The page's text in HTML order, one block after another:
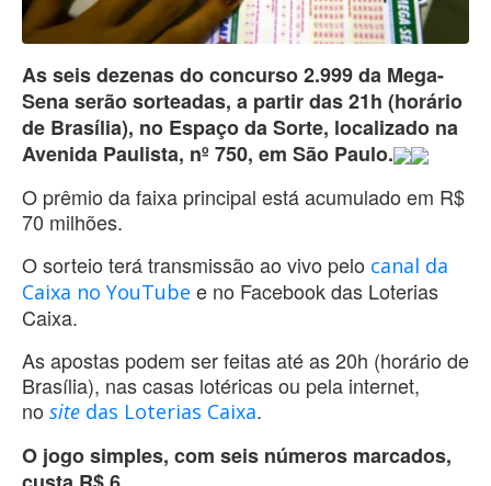
As seis dezenas do concurso 2.999 da Mega-
Sena serão sorteadas, a partir das 21h (horário
de Brasília), no Espaço da Sorte, localizado na
Avenida Paulista, nº 750, em São Paulo.
O prêmio da faixa principal está acumulado em R$
70 milhões.
O sorteio terá transmissão ao vivo pelo canal da
Caixa no YouTube e no Facebook das Loterias
Caixa.
As apostas podem ser feitas até as 20h (horário de
Brasília), nas casas lotéricas ou pela internet,
no site das Loterias Caixa.
O jogo simples, com seis números marcados,